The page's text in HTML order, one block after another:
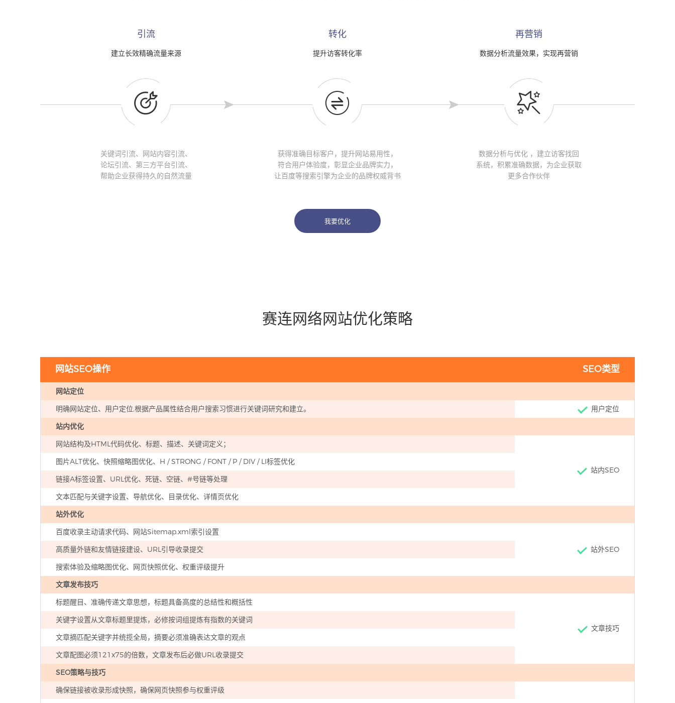
引流
建立长效精确流量来源

关键词引流、网站内容引流、
论坛引流、第三方平台引流、
帮助企业获得持久的自然流量
转化
提升访客转化率

获得准确目标客户，提升网站易用性，
符合用户体验度，彰显企业品牌实力，
让百度等搜索引擎为企业的品牌权威背书
再营销
数据分析流量效果，实现再营销

数据分析与优化 ，建立访客找回
系统，积累准确数据，为企业获取
更多合作伙伴
我要优化
赛连网络网站优化策略
网站SEO操作 SEO类型
网站定位
明确网站定位、用户定位,根据产品属性结合用户搜索习惯进行关键词研究和建立。
用户定位
站内优化
网站结构及HTML代码优化、标题、描述、关键词定义；
站内SEO
图片ALT优化、快照缩略图优化、H / STRONG / FONT / P / DIV / LI标签优化
链接A标签设置、URL优化、死链、空链、#号链等处理
文本匹配与关键字设置、导航优化、目录优化、详情页优化
站外优化
百度收录主动请求代码、网站Sitemap.xml索引设置
站外SEO
高质量外链和友情链接建设、URL引导收录提交
搜索体验及缩略图优化、网页快照优化、权重评级提升
文章发布技巧
标题醒目、准确传递文章思想，标题具备高度的总结性和概括性
文章技巧
关键字设置从文章标题里提炼，必修按词组提炼有指数的关键词
文章摘匹配关键字并统揽全局，摘要必须准确表达文章的观点
文章配图必须121x75的倍数，文章发布后必做URL收录提交
SEO策略与技巧
确保链接被收录形成快照，确保网页快照参与权重评级